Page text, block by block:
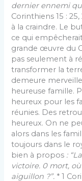
dernier ennemi
Corinthiens 15 :
à la craindre. Le
ce qui
grande œuvre du
pas seulement à
transformer la
demeure
heureuse famille.
heureux pour les
réunies. Des
heureux. On ne
alors dans les
toujours dans le
bien à propos :
victoire. 0 mort,
aiguillon ?”. * 1